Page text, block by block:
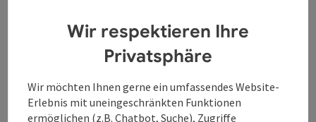
Wir respektieren Ihre
Privatsphäre
Wir möchten Ihnen gerne ein umfassendes Website-
Erlebnis mit uneingeschränkten Funktionen
ermöglichen (z.B. Chatbot, Suche), Zugriffe